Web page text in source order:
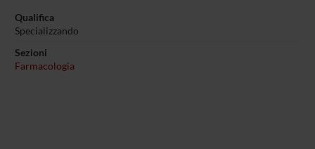
Qualifica
Specializzando
Sezioni
Farmacologia